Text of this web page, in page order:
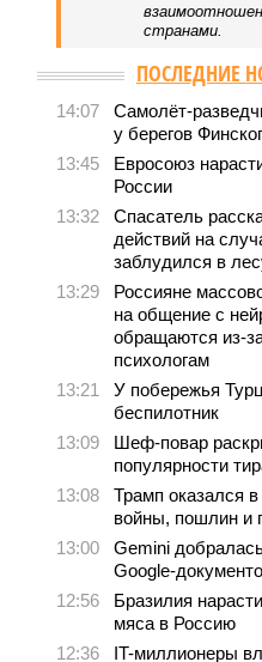
странами.
ПОСЛЕДНИЕ
14:07
Самолёт-
у берегов
13:45
Евросоюз
России
13:32
Спасатель
действий на
заблудился в
13:29
Россияне
на общение с
обращаются из-
психологам
13:21
У побережья
беспилотник
13:09
Шеф-повар
популярности
13:08
Трамп оказался
войны, пошлин и
13:00
Gemini
Google-
12:56
Бразилия
мяса в Россию
12:36
IT-миллионеры